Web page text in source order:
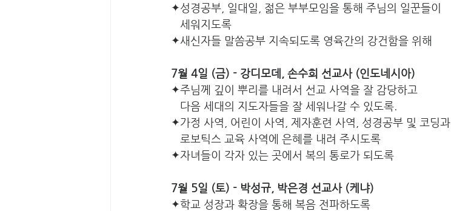
✦성경공부, 일대일, 젊은 부부모임을 통해 주님의 일꾼들이
세워지도록
✦새신자들 말씀공부 지속되도록 영육간의 강건함을 위해
7월 4일 (금) - 강디모데, 손수희 선교사 (인도네시아)
✦주님께 깊이 뿌리를 내려서 선교 사역을 잘 감당하고
다음 세대의 지도자들을 잘 세워나갈 수 있도록.
✦가정 사역, 어린이 사역, 제자훈련 사역, 성경공부 및 코딩과
로보틱스 교육 사역에 은혜를 내려 주시도록
✦자녀들이 각자 있는 곳에서 복의 통로가 되도록
7월 5일 (토) - 박성규, 박은경 선교사 (케냐)
✦학교 성장과 확장을 통해 복음 전파하도록